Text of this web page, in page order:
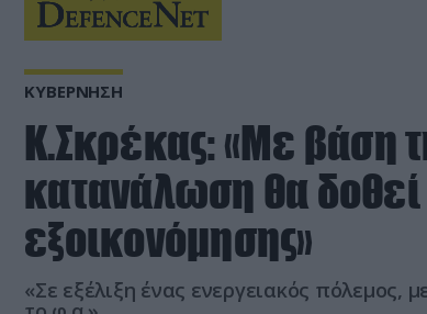
ΚΥΒΕΡΝΗΣΗ
Κ.Σκρέκας: «Με βάση
κατανάλωση θα δοθεί
εξοικονόμησης»
«Σε εξέλιξη ένας ενεργειακός